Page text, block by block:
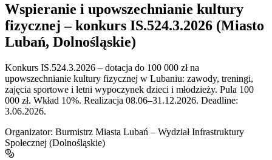
Wspieranie i upowszechnianie kultury
fizycznej – konkurs IS.524.3.2026 (Miasto
Lubań, Dolnośląskie)
Konkurs IS.524.3.2026 – dotacja do 100 000 zł na
upowszechnianie kultury fizycznej w Lubaniu: zawody, treningi,
zajęcia sportowe i letni wypoczynek dzieci i młodzieży. Pula 100
000 zł. Wkład 10%. Realizacja 08.06–31.12.2026. Deadline:
3.06.2026.
Organizator: Burmistrz Miasta Lubań – Wydział Infrastruktury
Społecznej (Dolnośląskie)